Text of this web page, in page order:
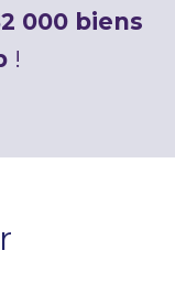
000 biens
!